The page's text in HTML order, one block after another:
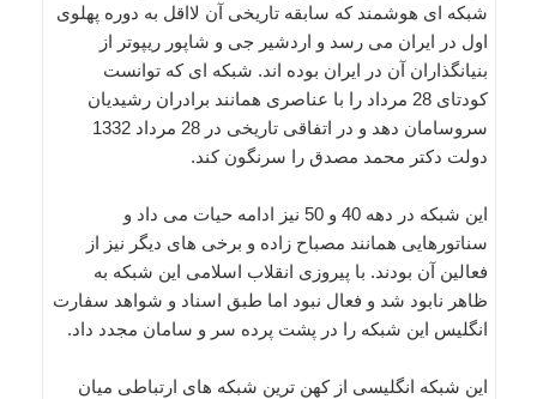
شبکه ای هوشمند که سابقه تاریخی آن لااقل به دوره پهلوی
اول در ایران می رسد و اردشیر جی و شاپور ریپوتر از
بنیانگذاران آن در ایران بوده اند. شبکه ای که توانست
کودتای 28 مرداد را با عناصری همانند برادران رشیدیان
سروسامان دهد و در اتفاقی تاریخی در 28 مرداد 1332
دولت دکتر محمد مصدق را سرنگون کند.
این شبکه در دهه 40 و 50 نیز ادامه حیات می داد و
سناتورهایی همانند مصباح زاده و برخی های دیگر نیز از
فعالین آن بودند. با پیروزی انقلاب اسلامی این شبکه به
ظاهر نابود شد و فعال نبود اما طبق اسناد و شواهد سفارت
انگلیس این شبکه را در پشت پرده سر و سامان مجدد داد.
این شبکه انگلیسی از کهن ترین شبکه های ارتباطی میان